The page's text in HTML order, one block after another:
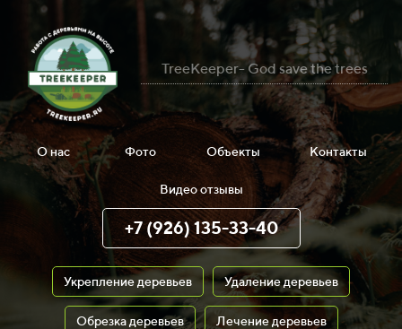
TreeKeeper- God save the trees
О нас Фото Объекты Контакты
Видео отзывы
+7 (926) 135-33-40
Укрепление деревьев Удаление деревьев
Обрезка деревьев Лечение деревьев